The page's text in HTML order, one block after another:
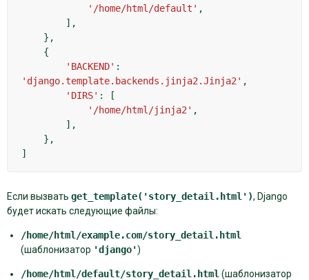
'/home/html/default' ,
],
},
{
'BACKEND' :
'django.template.backends.jinja2.Jinja2' ,
'DIRS' :
[
'/home/html/jinja2' ,
],
},
]
Если вызвать get_template('story_detail.html'), Django
будет искать следующие файлы:
/home/html/example.com/story_detail.html
(шаблонизатор 'django')
/home/html/default/story_detail.html (шаблонизатор